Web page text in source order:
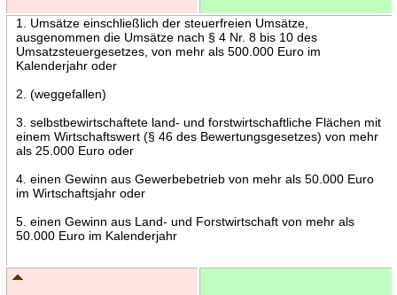
1. Umsätze einschließlich der steuerfreien Umsätze,
ausgenommen die Umsätze nach § 4 Nr. 8 bis 10 des
Umsatzsteuergesetzes, von mehr als 500.000 Euro im
Kalenderjahr oder
2. (weggefallen)
3. selbstbewirtschaftete land- und forstwirtschaftliche Flächen mit
einem Wirtschaftswert (§ 46 des Bewertungsgesetzes) von mehr
als 25.000 Euro oder
4. einen Gewinn aus Gewerbebetrieb von mehr als 50.000 Euro
im Wirtschaftsjahr oder
5. einen Gewinn aus Land- und Forstwirtschaft von mehr als
50.000 Euro im Kalenderjahr